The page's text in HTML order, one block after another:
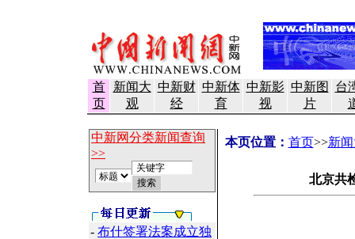
首
页
新闻大
观
中新财
经
中新体
育
中新影
视
中新图
片
台
中新网分类新闻查询
>>
- 布什签署法案成立独
本页位置： 首页>>新
北京共